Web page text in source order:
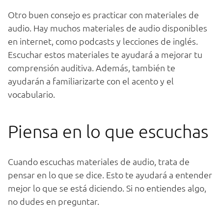
Otro buen consejo es practicar con materiales de
audio. Hay muchos materiales de audio disponibles
en internet, como podcasts y lecciones de inglés.
Escuchar estos materiales te ayudará a mejorar tu
comprensión auditiva. Además, también te
ayudarán a familiarizarte con el acentoy el
vocabulario.
Piensa en lo que escuchas
Cuando escuchas materiales de audio, trata de
pensar en lo que se dice. Esto te ayudará a entender
mejor lo que se está diciendo. Si no entiendes algo,
no dudes en preguntar.